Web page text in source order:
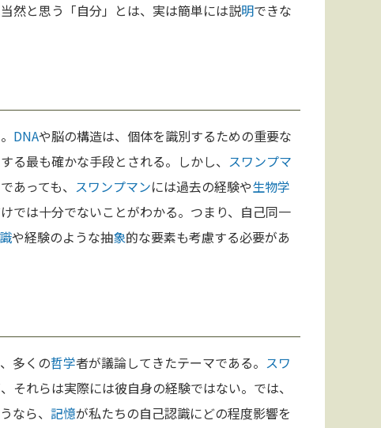
然と思う「自分」とは、実は簡単には説明できな
DNAや脳の構造は、個体を識別するための重要な
る最も確かな手段とされる。しかし、 スワンプマ
あっても、 スワンプマンには過去の経験や生物学
では十分でないことがわかる。つまり、自己同一
や経験のような抽象的な要素も考慮する必要があ
多くの哲学者が議論してきたテーマである。 スワ
それらは実際には彼自身の経験ではない。では、
なら、 記憶が私たちの自己認識にどの程度影響を